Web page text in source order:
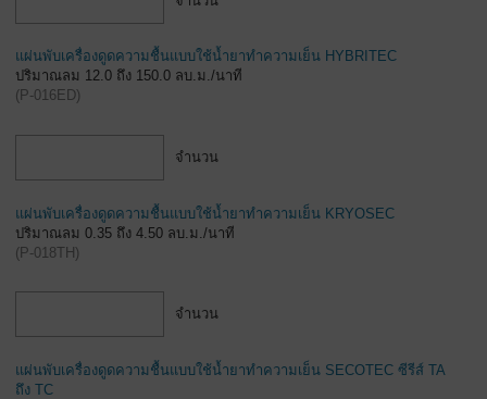
แผ่นพับเครื่องดูดความชื้นแบบใช้น้ำยาทำความเย็น HYBRITEC
ปริมาณลม 12.0 ถึง 150.0 ลบ.ม./นาที
(P-016ED)
จำนวน
แผ่นพับเครื่องดูดความชื้นแบบใช้น้ำยาทำความเย็น KRYOSEC
ปริมาณลม 0.35 ถึง 4.50 ลบ.ม./นาที
(P-018TH)
จำนวน
แผ่นพับเครื่องดูดความชื้นแบบใช้น้ำยาทำความเย็น SECOTEC ซีรีส์ TA
ถึง TC